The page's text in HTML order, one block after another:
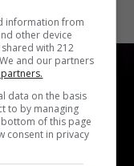
information from
other device
with 212
and our partners
data on the basis
to by managing
of this page
consent in privacy